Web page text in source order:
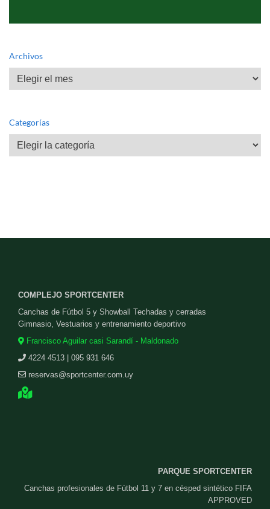
Archivos
Archivos
Categorías
Categorías
COMPLEJO SPORTCENTER
Canchas de Fútbol 5 y Showball Techadas y cerradas
Gimnasio, Vestuarios y entrenamiento deportivo
Francisco Aguilar casi Sarandí - Maldonado
4224 4513 | 095 931 646
reservas@sportcenter.com.uy
PARQUE SPORTCENTER
Canchas profesionales de Fútbol 11 y 7 en césped sintético FIFA
APPROVED